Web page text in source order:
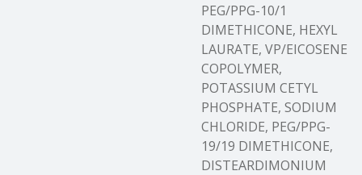
PEG/PPG-10/1
DIMETHICONE, HEXYL
LAURATE, VP/EICOSENE
COPOLYMER,
POTASSIUM CETYL
PHOSPHATE, SODIUM
CHLORIDE, PEG/PPG-
19/19 DIMETHICONE,
DISTEARDIMONIUM